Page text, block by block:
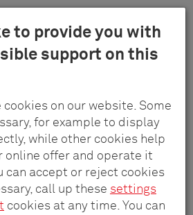
to provide you with
support on this
cookies on our website. Some
for example to display
while other cookies help
online offer and operate it
can accept or reject cookies
call up these settings
cookies at any time. You can
Schulte
-
GmbH
&
Co.
KG
de référence
de vraies solutions.